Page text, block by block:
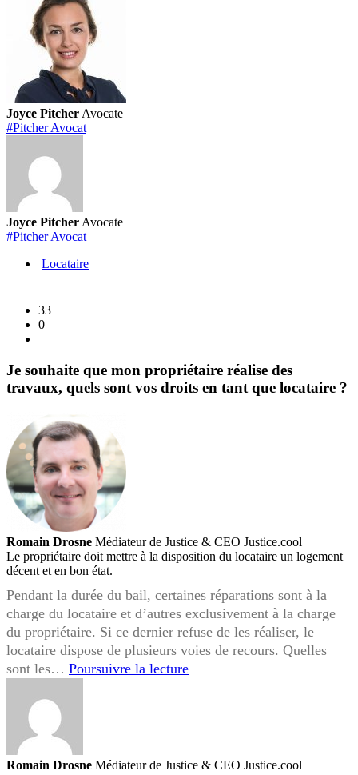
Joyce Pitcher Avocate
#Pitcher Avocat
Joyce Pitcher Avocate
#Pitcher Avocat
Locataire
33
0
Je souhaite que mon propriétaire réalise des
travaux, quels sont vos droits en tant que locataire ?
Romain Drosne Médiateur de Justice & CEO Justice.cool
Le propriétaire doit mettre à la disposition du locataire un logement
décent et en bon état.
Pendant la durée du bail, certaines réparations sont à la
charge du locataire et d’autres exclusivement à la charge
du propriétaire. Si ce dernier refuse de les réaliser, le
locataire dispose de plusieurs voies de recours. Quelles
sont les… Poursuivre la lectureJe
réalise
Romain Drosne Médiateur de Justice & CEO Justice.cool